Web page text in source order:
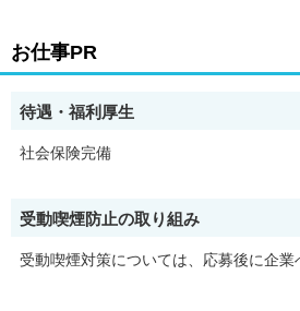
・未経験者歓迎
・経験者歓迎
・社会保険完備
・ブランクOK
・第二新卒歓迎
・健康保険あり
お仕事PR
待遇・福利厚生
社会保険完備
受動喫煙防止の取り組み
受動喫煙対策については、応募後に企